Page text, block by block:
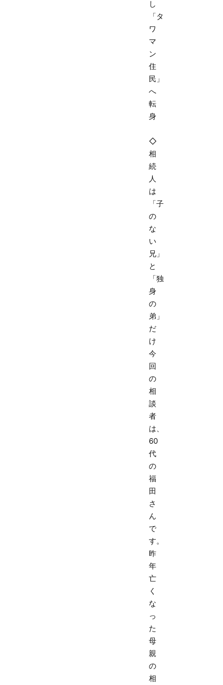
し
「タ
ワ
マ
ン
住
民」
へ
転
身
◇
相
続
人
は
「子
の
な
い
兄」
と
「独
身
の
弟」
だ
け
今
回
の
相
談
者
は、
60
代
の
福
田
さ
ん
で
す。
昨
年
亡
く
な
っ
た
母
親
の
相